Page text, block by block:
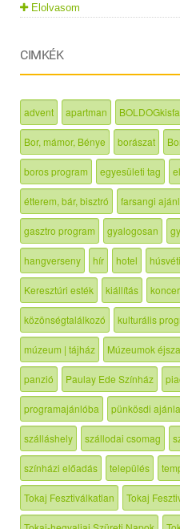
Elolvasom
CIMKÉK
advent apartman
Bor, mámor, Bénye borászat
boros program egyesületi tag
étterem, bár, bisztró farsangi
gasztro program gyalogosan
hangverseny hír hotel
Keresztúri esték kiállítás
közönségtalálkozó kulturális
múzeum | tájház Múzeumok
panzió Paulay Ede Színház
programajánlóba pünkösdi
szálláshely szállodai csomag
színházi előadás település
Tokaj Fesztiválkatlan Tokaj